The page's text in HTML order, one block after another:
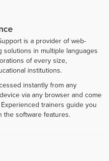
is a provider of web-
solutions in multiple languages
of every size,
institutions.
instantly from any
via any browser and come
trainers guide you
the software features.